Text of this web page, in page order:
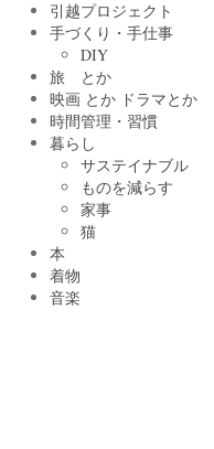
引越プロジェクト
手づくり・手仕事
DIY
旅 とか
映画 とか ドラマとか
時間管理・習慣
暮らし
サステイナブル
ものを減らす
家事
猫
本
着物
音楽